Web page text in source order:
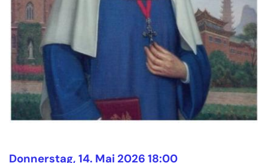
Donnerstag, 14. Mai 2026 18:00: